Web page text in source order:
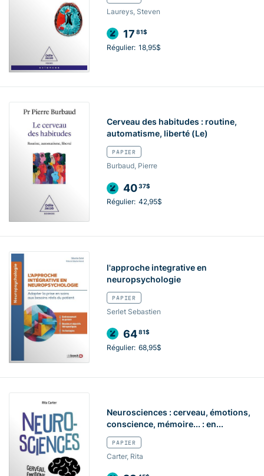
Laureys, Steven
17 81$
Régulier: 18,95$
Cerveau des habitudes : routine,
automatisme, liberté (Le)
PAPIER
Burbaud, Pierre
4037$
Régulier: 42,95$
l'approche integrative en
neuropsychologie
PAPIER
Serlet Sebastien
6481$
Régulier: 68,95$
Neurosciences : cerveau, émotions,
conscience, mémoire... : en...
PAPIER
Carter, Rita